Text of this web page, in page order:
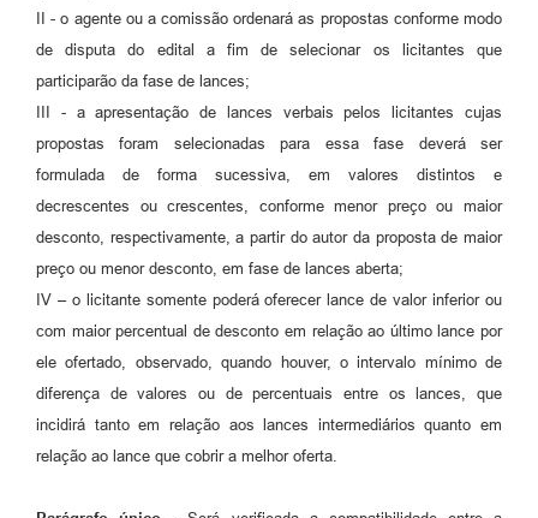
II - o agente ou a comissão ordenará as propostas conforme modo
de disputa do edital a fim de selecionar os licitantes que
participarão da fase de lances;
III - a apresentação de lances verbais pelos licitantes cujas
propostas foram selecionadas para essa fase deverá ser
formulada de forma sucessiva, em valores distintos e
decrescentes ou crescentes, conforme menor preço ou maior
desconto, respectivamente, a partir do autor da proposta de maior
preço ou menor desconto, em fase de lances aberta;
IV – o licitante somente poderá oferecer lance de valor inferior ou
com maior percentual de desconto em relação ao último lance por
ele ofertado, observado, quando houver, o intervalo mínimo de
diferença de valores ou de percentuais entre os lances, que
incidirá tanto em relação aos lances intermediários quanto em
relação ao lance que cobrir a melhor oferta.